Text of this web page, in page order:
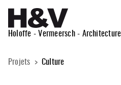
H&amp;V Architecture
Holoffe - Vermeersch - Architecture
Projets Culture